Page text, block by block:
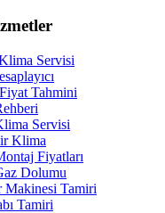
Servisi
Tahmini
Servisi
Klima
Fiyatları
Dolumu
Makinesi Tamiri
Tamiri